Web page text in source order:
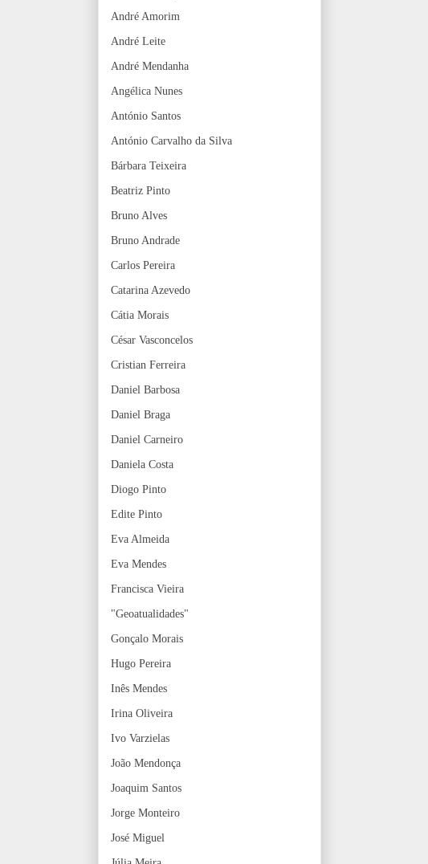
André Amorim
André Leite
André Mendanha
Angélica Nunes
António Santos
António Carvalho da Silva
Bárbara Teixeira
Beatriz Pinto
Bruno Alves
Bruno Andrade
Carlos Pereira
Catarina Azevedo
Cátia Morais
César Vasconcelos
Cristian Ferreira
Daniel Barbosa
Daniel Braga
Daniel Carneiro
Daniela Costa
Diogo Pinto
Edite Pinto
Eva Almeida
Eva Mendes
Francisca Vieira
"Geoatualidades"
Gonçalo Morais
Hugo Pereira
Inês Mendes
Irina Oliveira
Ivo Varzielas
João Mendonça
Joaquim Santos
Jorge Monteiro
José Miguel